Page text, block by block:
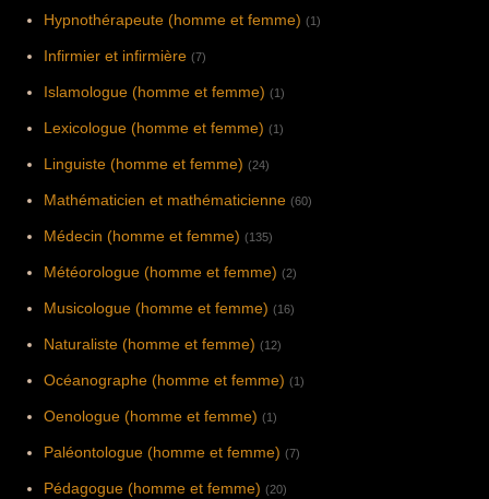
Hypnothérapeute (homme et femme) (1)
Infirmier et infirmière (7)
Islamologue (homme et femme) (1)
Lexicologue (homme et femme) (1)
Linguiste (homme et femme) (24)
Mathématicien et mathématicienne (60)
Médecin (homme et femme) (135)
Météorologue (homme et femme) (2)
Musicologue (homme et femme) (16)
Naturaliste (homme et femme) (12)
Océanographe (homme et femme) (1)
Oenologue (homme et femme) (1)
Paléontologue (homme et femme) (7)
Pédagogue (homme et femme) (20)